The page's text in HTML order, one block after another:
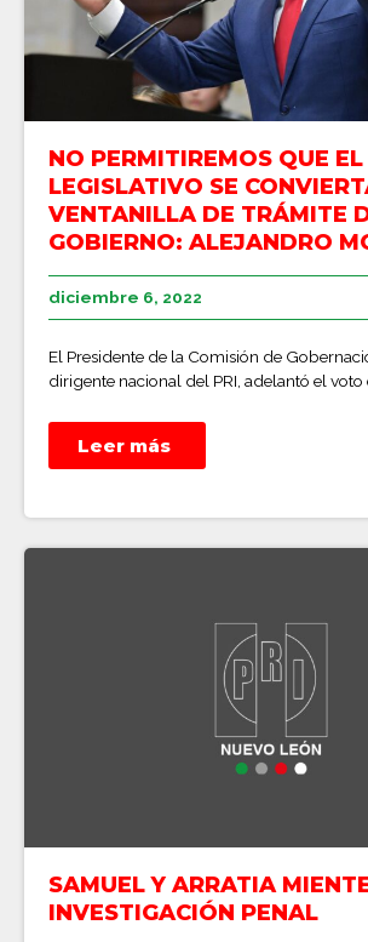
NO PERMITIREMOS QUE
LEGISLATIVO SE
VENTANILLA DE TRÁMITE
GOBIERNO: ALEJANDRO
diciembre 6, 2022
El Presidente de la Comisión de
dirigente nacional del PRI, adelantó el voto
Leer más
SAMUEL Y ARRATIA
INVESTIGACIÓN PENAL